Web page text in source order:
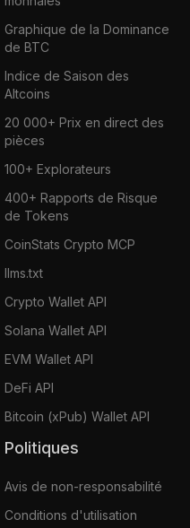
Graphique de la Dominance
de BTC
Indice de Saison des
Altcoins
20 000+ Prix en direct des
pièces
100+ Explorateurs
400+ Rapports de Risque
de Tokens
CoinStats Crypto MCP
llms.txt
Crypto Wallet API
Solana Wallet API
EVM Wallet API
DeFi API
Bitcoin (xPub) Wallet API
Politiques
Avis de non-responsabilité
Conditions d'utilisation